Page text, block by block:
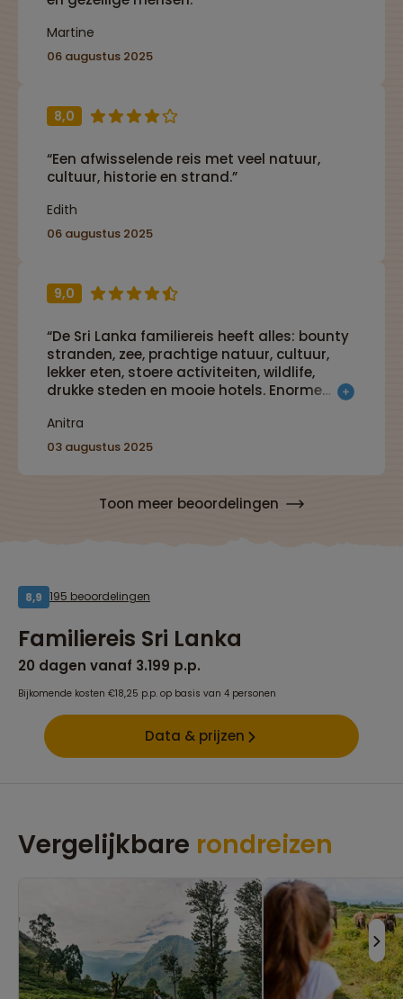
Martine
06 augustus 2025
8,0
“Een afwisselende reis met veel natuur,
cultuur, historie en strand.”
Edith
06 augustus 2025
9,0
“De Sri Lanka familiereis heeft alles: bounty
stranden, zee, prachtige natuur, cultuur,
lekker eten, stoere activiteiten, wildlife,
drukke steden en mooie hotels. Enorme
Anitra
03 augustus 2025
Toon meer beoordelingen
8,9 195 beoordelingen
Familiereis Sri Lanka
20 dagen vanaf 3.199 p.p.
Bijkomende kosten €18,25 p.p. op basis van 4 personen
Data & prijzen
Vergelijkbare rondreizen